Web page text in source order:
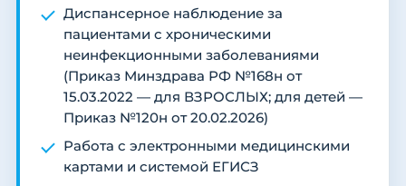
Диспансерное наблюдение за
пациентами с хроническими
неинфекционными заболеваниями
(Приказ Минздрава РФ №168н от
15.03.2022 — для ВЗРОСЛЫХ; для детей —
Приказ №120н от 20.02.2026)
Работа с электронными медицинскими
картами и системой ЕГИСЗ